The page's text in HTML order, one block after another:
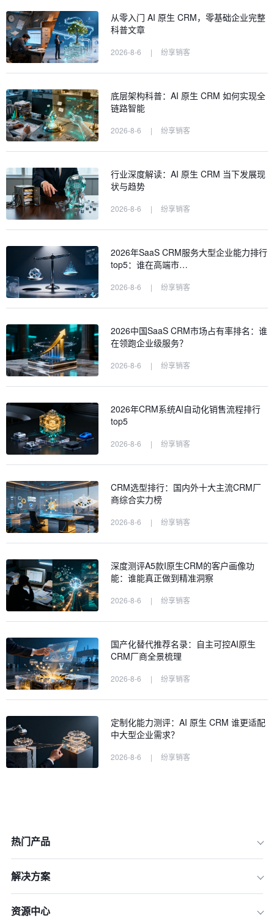
从零入门 AI 原生 CRM，零基础企业完整
科普文章
2026-8-6 | 纷享销客
底层架构科普：AI 原生 CRM 如何实现全
链路智能
2026-8-6 | 纷享销客
行业深度解读：AI 原生 CRM 当下发展现
状与趋势
2026-8-6 | 纷享销客
2026年SaaS CRM服务大型企业能力排行
top5：谁在高端市…
2026-8-6 | 纷享销客
2026中国SaaS CRM市场占有率排名：谁
在领跑企业级服务？
2026-8-6 | 纷享销客
2026年CRM系统AI自动化销售流程排行
top5
2026-8-6 | 纷享销客
CRM选型排行：国内外十大主流CRM厂
商综合实力榜
2026-8-6 | 纷享销客
深度测评A5款I原生CRM的客户画像功
能：谁能真正做到精准洞察
2026-8-6 | 纷享销客
国产化替代推荐名录：自主可控AI原生
CRM厂商全景梳理
2026-8-6 | 纷享销客
定制化能力测评：AI 原生 CRM 谁更适配
中大型企业需求？
2026-8-6 | 纷享销客
热门产品
解决方案
资源中心